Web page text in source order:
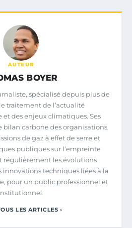
AUTEUR
BOYER
spécialisé depuis plus de
traitement de l’actualité
des enjeux climatiques. Ses
bilan carbone des organisations,
de gaz à effet de serre et
publiques sur l’empreinte
régulièrement les évolutions
innovations techniques liées à la
pour un public professionnel et
LES ARTICLES ›